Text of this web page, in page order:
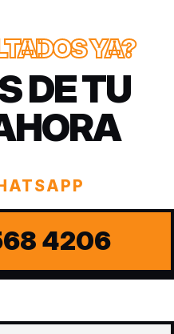
YA?
DE TU
4206